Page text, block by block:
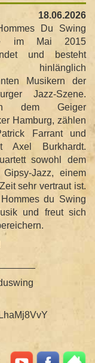
c
h
a
l
t
e
n
18.06.2026
Du Swing
im Mai 2015
und besteht
hinlänglich
Musikern der
Jazz-Szene.
dem Geiger
Hamburg, zählen
Farrant und
Axel Burkhardt.
sowohl dem
Jazz, einem
sehr vertraut ist.
du Swing
und freut sich